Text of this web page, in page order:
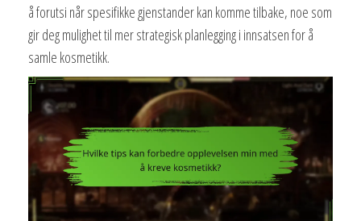
å forutsi når spesifikke gjenstander kan komme tilbake, noe som
gir deg mulighet til mer strategisk planlegging i innsatsen for å
samle kosmetikk.